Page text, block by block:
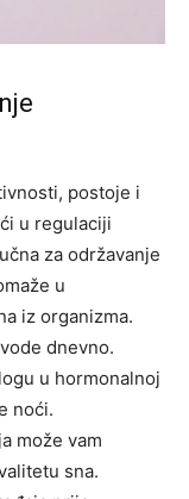
postoje i
u regulaciji
za održavanje
u
iz organizma.
dnevno.
u hormonalnoj
noći.
može vam
sna.